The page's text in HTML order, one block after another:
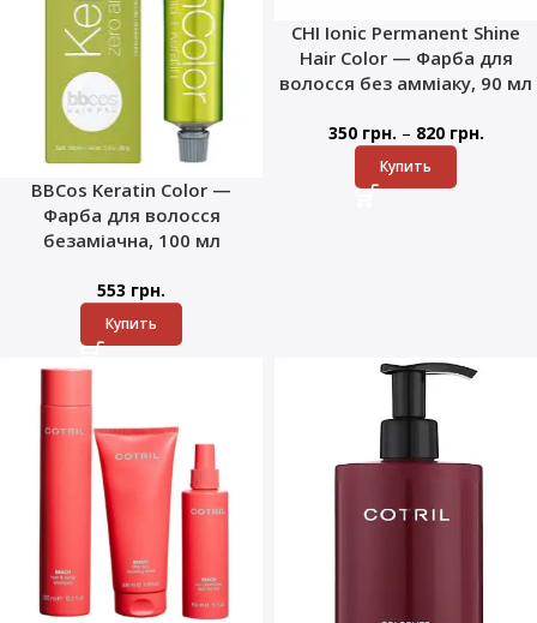
BBCos Keratin Color —
Фарба для волосся
безаміачна, 100 мл
553 грн.
Купить
CHI Ionic Permanent Shine
Hair Color — Фарба для
волосся без амміаку, 90 мл
350 грн. – 820 грн.
Купить